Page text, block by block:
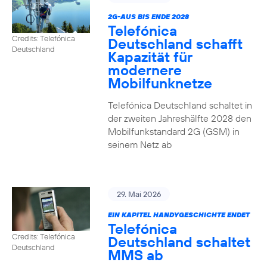
Credits: Telefónica
Deutschland
2G-AUS BIS ENDE 2028
Telefónica
Deutschland schafft
Kapazität für
modernere
Mobilfunknetze
Telefónica Deutschland schaltet in
der zweiten Jahreshälfte 2028 den
Mobilfunkstandard 2G (GSM) in
seinem Netz ab
Credits: Telefónica
Deutschland
29. Mai 2026
EIN KAPITEL HANDYGESCHICHTE ENDET
Telefónica
Deutschland schaltet
MMS ab